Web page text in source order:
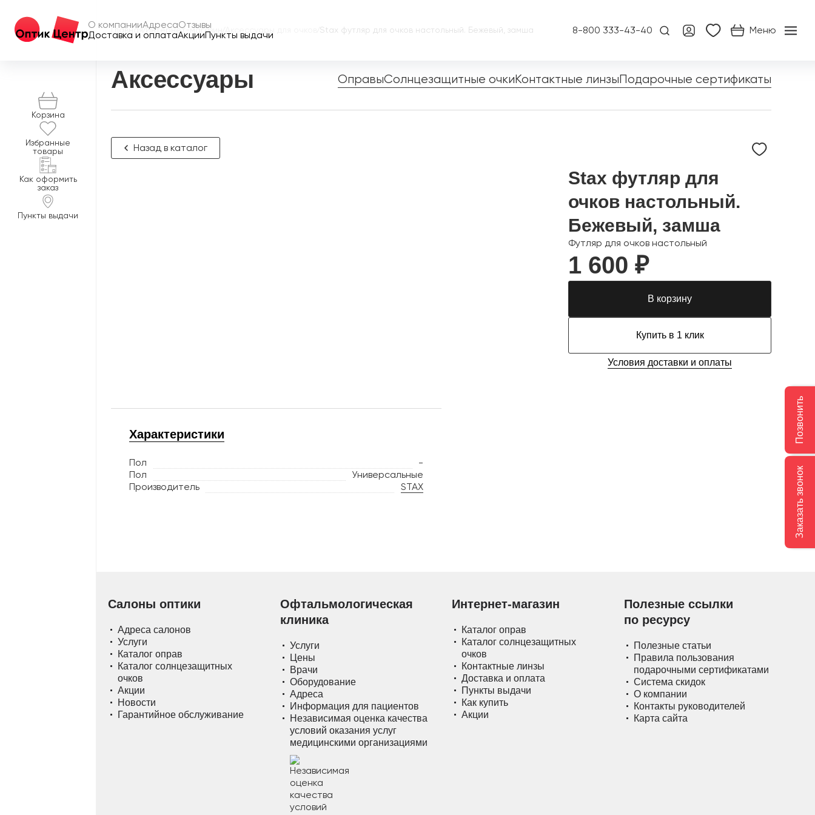
О компанииАдресаОтзывы
Доставка и оплатаАкцииПункты выдачи 8-800 333-43-40 Меню
Корзина
Избранные
товары
Как оформить
заказ
Пункты выдачи
Главная/ Интернет-магазин Stax футляр для очков настольный. Бежевый, замша
Аксессуары ОправыСолнцезащитные очкиКонтактные линзыПодарочные сертификаты
Назад в каталог
Stax футляр для
очков настольный.
Бежевый, замша
Футляр для очков настольный
1 600 ₽
В корзину
Купить в 1 клик
Условия доставки и оплаты
Характеристики
Пол
-
Пол
Универсальные
Производитель
STAX
Салоны оптики
Адреса салонов
Услуги
Каталог оправ
Каталог солнцезащитных
очков
Акции
Новости
Гарантийное обслуживание
Офтальмологическая
клиника
Услуги
Цены
Врачи
Оборудование
Адреса
Информация для пациентов
Независимая оценка качества
условий оказания услуг
медицинскими организациями
Интернет-магазин
Каталог оправ
Каталог солнцезащитных
очков
Контактные линзы
Доставка и оплата
Пункты выдачи
Как купить
Акции
Полезные ссылки
по ресурсу
Полезные статьи
Правила пользования
подарочными сертификатами
Система скидок
О компании
Контакты руководителей
Карта сайта
Заказать звонок
Позвонить